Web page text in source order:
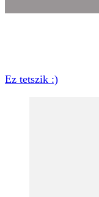
Ez tetszik :)